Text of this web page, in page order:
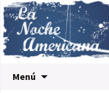
Menú